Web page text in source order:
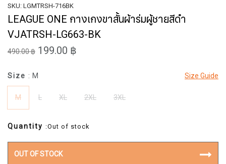
SKU: LGMTRSH-716BK
LEAGUE ONE กางเกงขาสั้นผ้าร่มผู้ชายสีดำ
VJATRSH-LG663-BK
490.00 ฿ 199.00 ฿
Size Guide
Size : M
M L XL 2XL 3XL
Quantity :Out of stock
OUT OF STOCK